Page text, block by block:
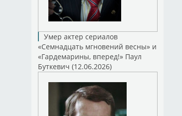
Умер актер сериалов
«Семнадцать мгновений весны» и
«Гардемарины, вперед!» Паул
Буткевич (12.06.2026)